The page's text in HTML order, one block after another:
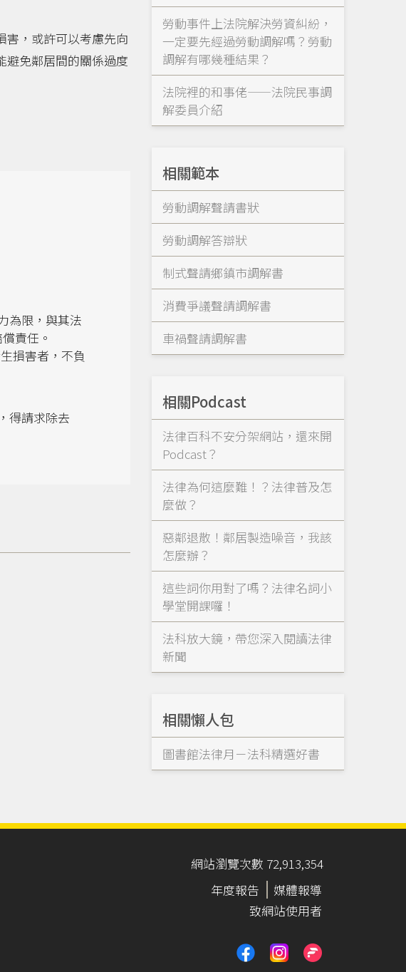
害，或許可以考慮先向
避免鄰居間的關係過度
為限，與其法
責任。
損害者，不負
得請求除去
勞動事件上法院解決勞資糾紛，
一定要先經過勞動調解嗎？勞動
調解有哪幾種結果？
法院裡的和事佬——法院民事調
解委員介紹
相關範本
勞動調解聲請書狀
勞動調解答辯狀
制式聲請鄉鎮市調解書
消費爭議聲請調解書
車禍聲請調解書
相關Podcast
法律百科不安分架網站，還來開
Podcast？
法律為何這麼難！？法律普及怎
麼做？
惡鄰退散！鄰居製造噪音，我該
怎麼辦？
這些詞你用對了嗎？法律名詞小
學堂開課囉！
法科放大鏡，帶您深入閱讀法律
新聞
相關懶人包
圖書館法律月－法科精選好書
網站瀏覽次數 72,913,354
年度報告
媒體報導
致網站使用者